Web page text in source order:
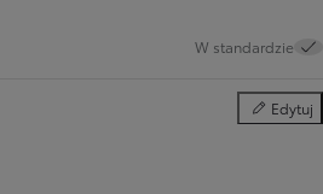
W standardzie
Edytuj
Tapicerka